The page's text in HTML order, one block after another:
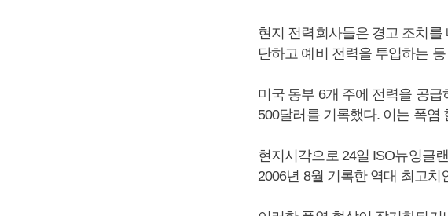
현지 전력회사들은 경고 조치
단하고 예비 전력을 투입하는
미국 동부 6개 주에 전력을 공
500달러를 기록했다. 이는 폭염
현지시각으로 24일 ISO뉴잉글
2006년 8월 기록한 역대 최고